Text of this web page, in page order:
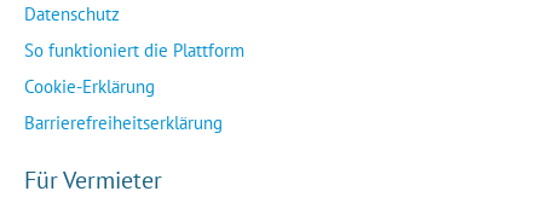
Datenschutz
So funktioniert die Plattform
Cookie-Erklärung
Barrierefreiheitserklärung
Für Vermieter